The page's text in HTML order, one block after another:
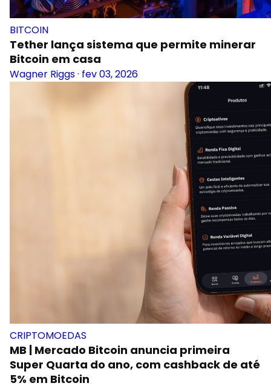
BITCOIN
Tether lança sistema que permite minerar
Bitcoin em casa
Wagner Riggs· fev 03, 2026
CRIPTOMOEDAS
MB | Mercado Bitcoin anuncia primeira
Super Quarta do ano, com cashback de até
5% em Bitcoin